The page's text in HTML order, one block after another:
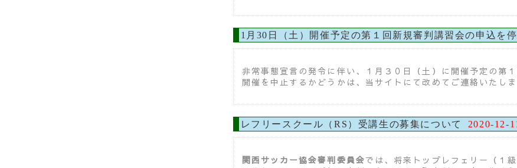
1月30日（土）開催予定の第１回新規審判講習会の申込を
非常事態宣言の発令に伴い、１月３０日（土）に開催予定の第
開催を中止するかどうかは、当サイトにて改めてご連絡いたし
レフリースクール（RS）受講生の募集について 2020-12-
関西サッカー協会審判委員会では、将来トップレフェリー（１